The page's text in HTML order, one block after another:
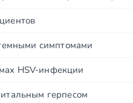
симптомами
HSV-инфекции
герпесом